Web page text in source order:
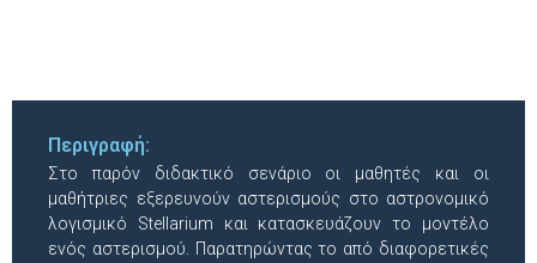
Περιγραφή:
Στο παρόν διδακτικό σενάριο οι μαθητές και οι
μαθήτριες εξερευνούν αστερισμούς στο αστρονομικό
λογισμικό Stellarium και κατασκευάζουν το μοντέλο
ενός αστερισμού. Παρατηρώντας το από διαφορετικές